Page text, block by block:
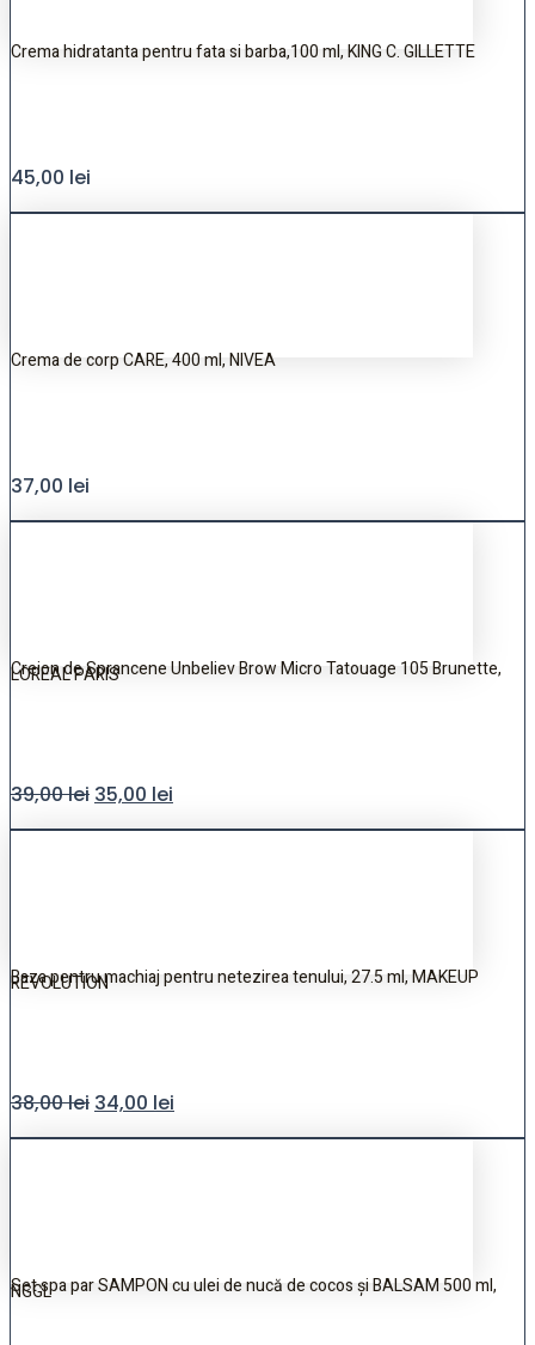
Crema hidratanta pentru fata si barba,100 ml, KING C. GILLETTE
45,00 lei
Crema de corp CARE, 400 ml, NIVEA
37,00 lei
Creion de Sprancene Unbeliev Brow Micro Tatouage 105 Brunette,
LOREAL PARIS
39,00lei 35,00 lei
Baza pentru machiaj pentru netezirea tenului, 27.5 ml, MAKEUP
REVOLUTION
38,00lei 34,00 lei
Set spa par SAMPON cu ulei de nucă de cocos și BALSAM 500 ml,
NGGL